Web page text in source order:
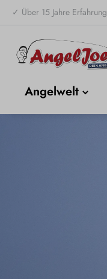
✓ Über 15 Jahre Erfahrung
Angelwelt